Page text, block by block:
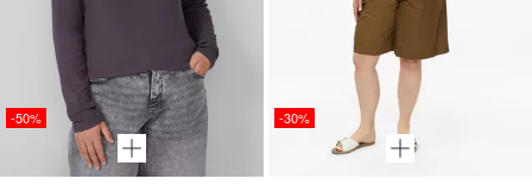
-50% -30%